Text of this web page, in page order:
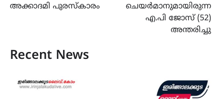
അക്കാദമി പുരസ്‌കാരം
ചെയർമാനുമായിരുന്ന
എ.പി ജോസ് (52)
അന്തരിച്ചു
Recent News